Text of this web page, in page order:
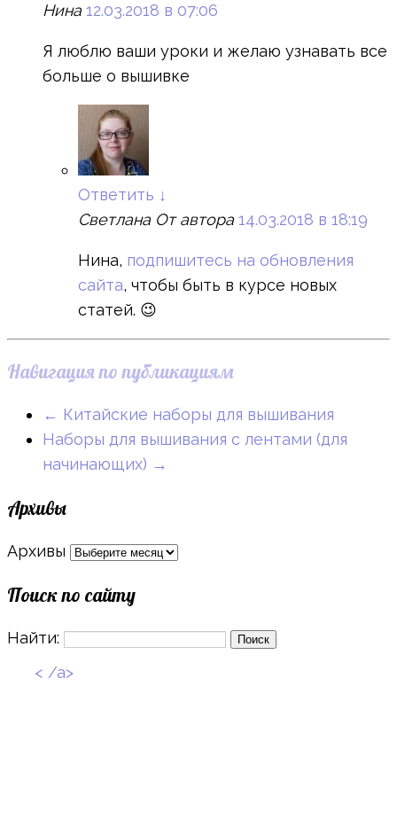
Нина 12.03.2018 в 07:06
Я люблю ваши уроки и желаю узнавать все
больше о вышивке
Ответить ↓
Светлана От автора 14.03.2018 в 18:19
Нина, подпишитесь на обновления
сайта, чтобы быть в курсе новых
статей. 😉
Навигация по публикациям
← Китайские наборы для вышивания
Наборы для вышивания с лентами (для
начинающих) →
Архивы
Архивы
Поиск по сайту
Найти:
< /a>